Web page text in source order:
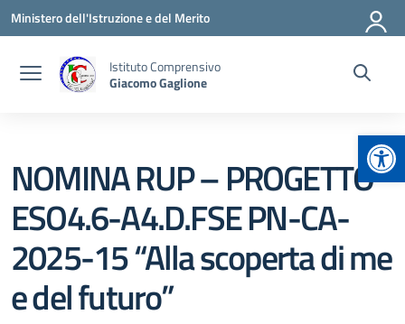
Vai ai contenuti
Vai al menu di navigazione
Vai al footer
Ministero dell'Istruzione e del Merito
Istituto Comprensivo
Giacomo Gaglione
NOMINA RUP – PROGETTO
ESO4.6-A4.D.FSE PN-CA-
2025-15 “Alla scoperta di me
e del futuro”